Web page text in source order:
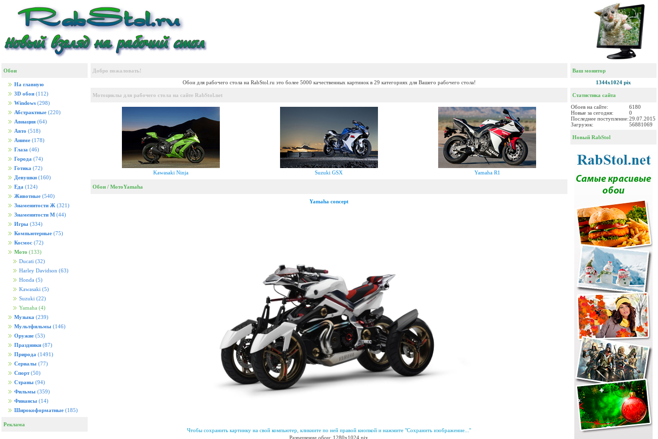
Обои
На главную
3D обои (112)
Windows (298)
Абстрактные (220)
Авиация (64)
Авто (518)
Аниме (178)
Глаза (46)
Города (74)
Готика (72)
Девушки (160)
Еда (124)
Животные (540)
Знаменитости Ж (321)
Знаменитости М (44)
Игры (334)
Компьютерные (75)
Космос (72)
Мото (133)
Ducati (32)
Harley Davidson (63)
Honda (5)
Kawasaki (5)
Suzuki (22)
Yamaha (4)
Музыка (239)
Мультфильмы (146)
Оружие (53)
Праздники (87)
Природа (1491)
Сериалы (77)
Спорт (50)
Страны (94)
Фильмы (359)
Финансы (14)
Широкоформатные (185)
Реклама
Добро пожаловать!
Обои для рабочего стола на RabStol.ru это более 5000 качественных картинок в 29 категориях для Вашего рабочего стола!
Мотоциклы для рабочего стола на сайте RabStol.net
Kawasaki Ninja Suzuki GSX Yamaha R1
Обои / МотоYamaha
Yamaha concept
Чтобы сохранить картинку на свой компьютер, кликните по ней правой кнопкой и нажмите "Сохранить изображение..."
Разрешение обои: 1280x1024 pix
Ваш монитор
1344x1024 pix
Статистика сайта
Обоев на сайте:
6180
Новые за сегодня:
0
Последнее поступление:29.07.2015
Загрузок:
56881069
Новый RabStol